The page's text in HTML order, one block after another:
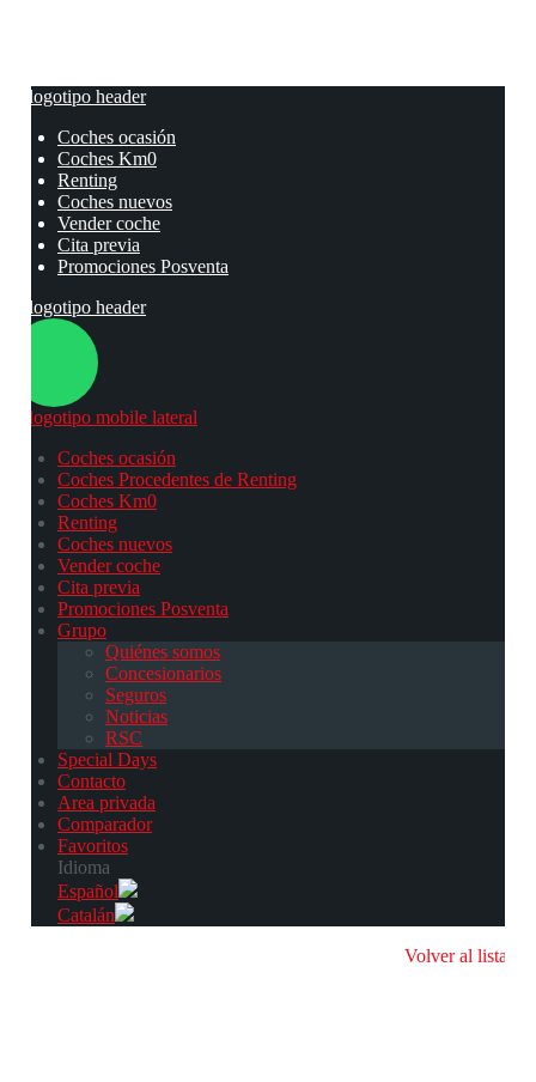
Coches ocasión
Coches Km0
Renting
Coches nuevos
Vender coche
Cita previa
Promociones Posventa
Coches ocasión
Coches Procedentes de Renting
Coches Km0
Renting
Coches nuevos
Vender coche
Cita previa
Promociones Posventa
Grupo
Quiénes somos
Concesionarios
Seguros
Noticias
RSC
Special Days
Contacto
Area privada
Comparador
Favoritos
Idioma
Español
Catalán
Volver al listado